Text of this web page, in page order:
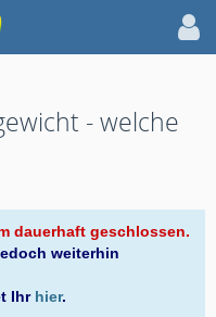
- welche
dauerhaft geschlossen.
weiterhin
Ihr hier.